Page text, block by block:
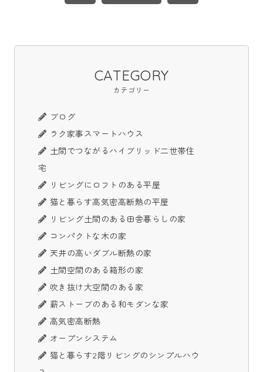
CATEGORY
カテゴリー
ブログ
ラク家事スマートハウス
土間でつながるハイブリッド二世帯住
宅
リビングにロフトのある平屋
猫と暮らす高気密高断熱の平屋
リビング土間のある田舎暮らしの家
コンパクトな木の家
天井の高いダブル断熱の家
土間空間のある箱形の家
吹き抜け大空間のある家
薪ストーブのある和モダンな家
高気密高断熱
オープンシステム
猫と暮らす2階リビングのシンプルハウ